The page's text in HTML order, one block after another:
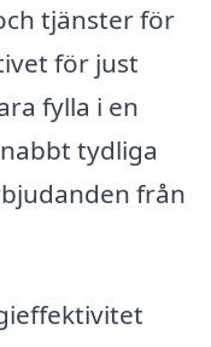
tjänster för
för just
fylla i en
tydliga
från